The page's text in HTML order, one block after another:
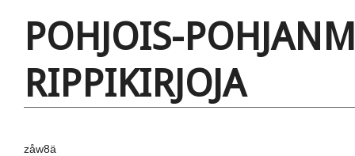
POHJOIS-
RIPPIKIRJOJA
zåw8ä